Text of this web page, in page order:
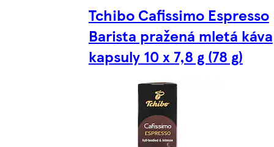
Tchibo Cafissimo Espresso
Barista pražená mletá káva
kapsuly 10 x 7,8 g (78 g)